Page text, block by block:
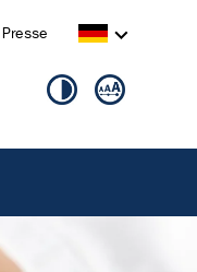
Presse